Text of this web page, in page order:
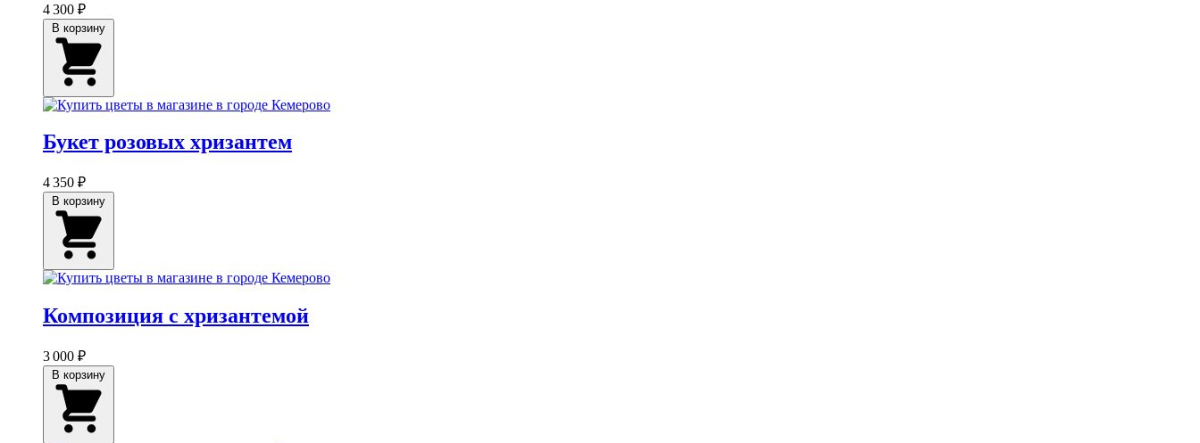
4 300 ₽
Букет розовых хризантем
4 350 ₽
Композиция с хризантемой
3 000 ₽